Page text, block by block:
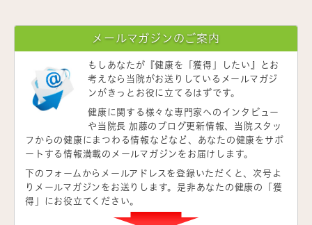
メールマガジンのご案内
もしあなたが 『健康を「獲得」したい』
とお
考えなら当院がお送りしているメールマガジ
ンがきっとお役に立てるはずです。
健康に関する様々な専門家へのインタビュー
や当院長 加藤のブログ更新情報、当院スタッ
フからの健康にまつわる情報などなど、あなたの健康をサポ
ートする情報満載のメールマガジンをお届けします。
下のフォームからメールアドレスを登録いただくと、次号よ
りメールマガジンをお送りします。是非あなたの健康の「獲
得」にお役立てください。